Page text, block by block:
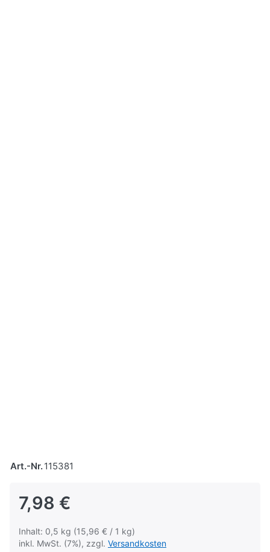
Art.-Nr.115381
7,98 €
Inhalt: 0,5 kg (15,96 € / 1 kg)
inkl. MwSt. (7%), zzgl. Versandkosten